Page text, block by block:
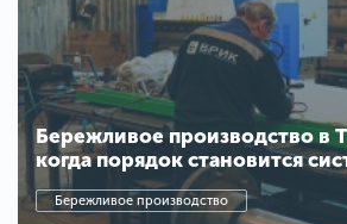
Бережливое производство в
когда порядок становится
Бережливое производство